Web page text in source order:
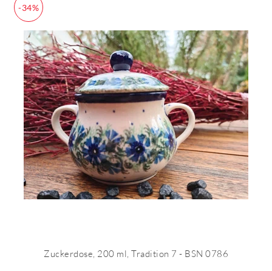
-34%
Zuckerdose, 200 ml, Tradition 7 - BSN 0786